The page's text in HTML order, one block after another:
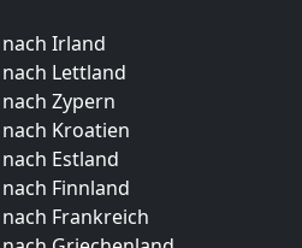
Irland
Lettland
Zypern
Kroatien
Estland
Finnland
Frankreich